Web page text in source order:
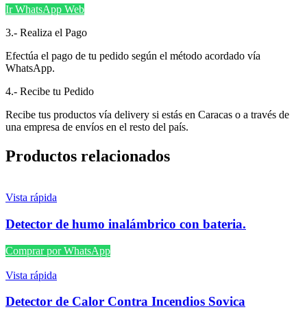
Ir WhatsApp Web
3.- Realiza el Pago
Efectúa el pago de tu pedido según el método acordado vía
WhatsApp.
4.- Recibe tu Pedido
Recibe tus productos vía delivery si estás en Caracas o a través de
una empresa de envíos en el resto del país.
Productos relacionados
Vista rápida
Detector de humo inalámbrico con bateria.
Comprar por WhatsApp
Vista rápida
Detector de Calor Contra Incendios Sovica